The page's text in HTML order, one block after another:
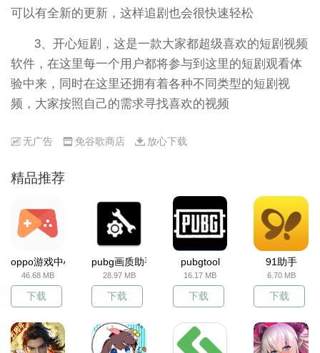
可以有全新的更新，这样追剧也会很快速轻松
3、开心短剧，这是一款大家都超级喜欢的短剧视频
软件，在这里每一个用户都将参与到这里的短剧观看体
验中来，同时在这里还拥有着各种不同类型的短剧视
频，大家按照自己的需求寻找喜欢的视频
无广告 免谷歌商店 放心下载
精品推荐
oppo游戏中心
46.68 MB
下载
pubg画质助手
28.97 MB
下载
pubgtool
16.17 MB
下载
91助手
6.70 MB
下载